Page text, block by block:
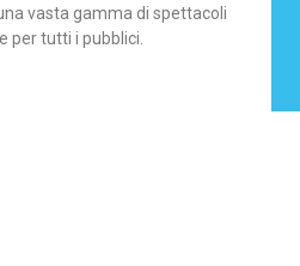
vasta gamma di spettacoli
per tutti i pubblici.